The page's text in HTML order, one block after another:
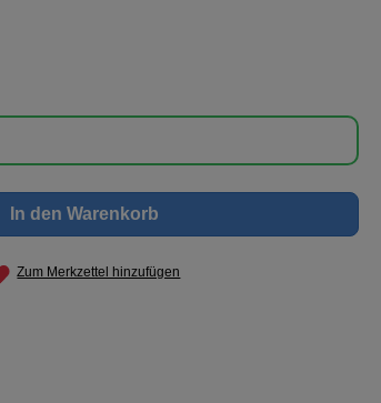
ein oder benutze die
In den Warenkorb
Zum Merkzettel hinzufügen